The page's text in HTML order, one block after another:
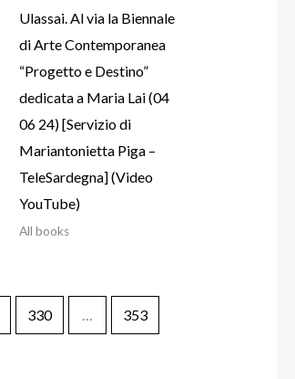
Ulassai. Al via la Biennale
di Arte Contemporanea
“Progetto e Destino”
dedicata a Maria Lai (04
06 24) [Servizio di
Mariantonietta Piga –
TeleSardegna] (Video
YouTube)
All books
330 … 353